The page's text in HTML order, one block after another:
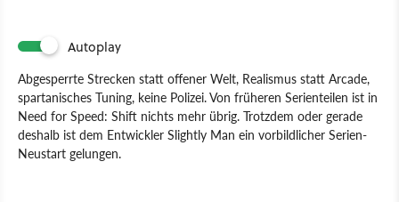
Autoplay
Abgesperrte Strecken statt offener Welt, Realismus statt Arcade,
spartanisches Tuning, keine Polizei. Von früheren Serienteilen ist in
Need for Speed: Shift nichts mehr übrig. Trotzdem oder gerade
deshalb ist dem Entwickler Slightly Man ein vorbildlicher Serien-
Neustart gelungen.